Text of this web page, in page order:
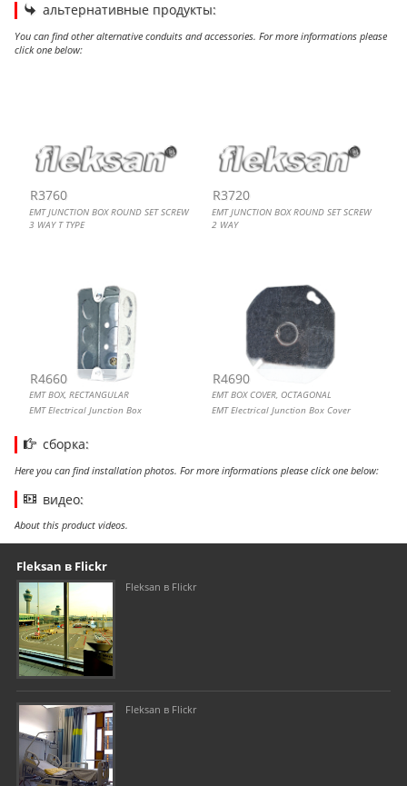
альтернативные продукты:
You can find other alternative conduits and accessories. For more informations please
click one below:
R3760
EMT JUNCTION BOX ROUND SET SCREW
3 WAY T TYPE
R3720
EMT JUNCTION BOX ROUND SET SCREW
2 WAY
R4660
EMT BOX, RECTANGULAR
EMT Electrical Junction Box
R4690
EMT BOX COVER, OCTAGONAL
EMT Electrical Junction Box Cover
сборка:
Here you can find installation photos. For more informations please click one below:
видео:
About this product videos.
Our footer
Footer content
Fleksan в Flickr
Fleksan в Flickr
Fleksan в Flickr